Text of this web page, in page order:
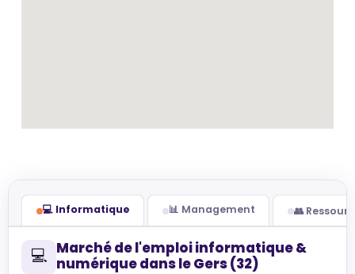
💻 Informatique 📊 Management 👥
💻 Marché de l'emploi informatique &
numérique dans le Gers (32)